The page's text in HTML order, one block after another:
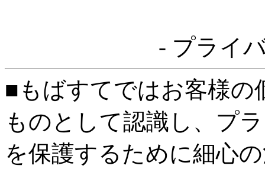
- プライ
■もばすてではお客様の
ものとして認識し、プ
を保護するために細心